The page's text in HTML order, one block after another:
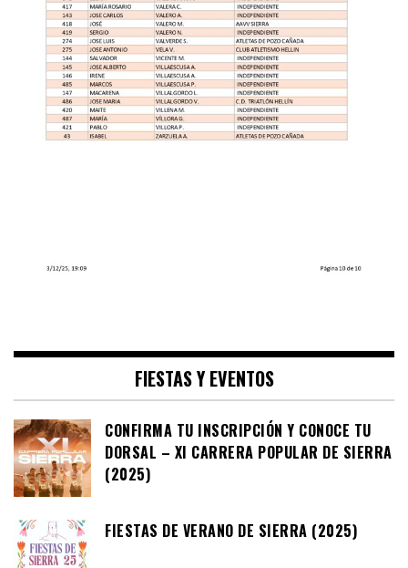
FIESTAS Y EVENTOS
CONFIRMA TU INSCRIPCIÓN Y CONOCE TU
DORSAL – XI CARRERA POPULAR DE SIERRA
(2025)
FIESTAS DE VERANO DE SIERRA (2025)